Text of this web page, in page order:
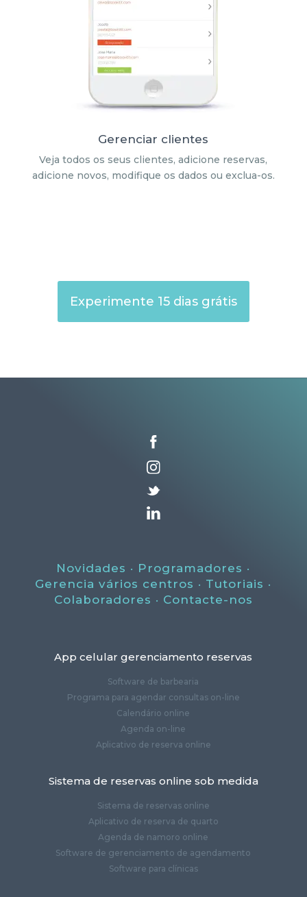
Gerenciar clientes
Veja todos os seus clientes, adicione reservas,
adicione novos, modifique os dados ou exclua-os.
Experimente 15 dias grátis
Novidades · Programadores ·
Gerencia vários centros · Tutoriais ·
Colaboradores · Contacte-nos
App celular gerenciamento reservas
Software de barbearia
Programa para agendar consultas on-line
Calendário online
Agenda on-line
Aplicativo de reserva online
Sistema de reservas online sob medida
Sistema de reservas online
Aplicativo de reserva de quarto
Agenda de namoro online
Software de gerenciamento de agendamento
Software para clínicas